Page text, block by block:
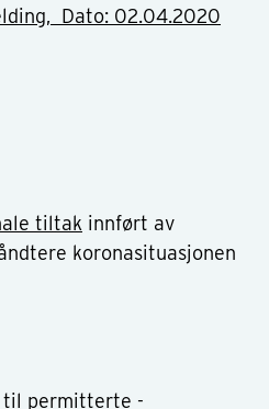
Dato: 02.04.2020
tiltak innført av
koronasituasjonen
til permitterte -